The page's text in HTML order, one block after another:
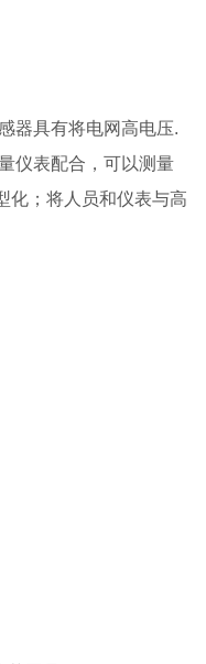
器具有将电网高电压.
仪表配合，可以测量
化；将人员和仪表与高